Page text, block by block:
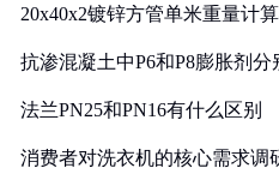
20x40x2镀锌方管单米重量计
抗渗混凝土中P6和P8膨胀剂分
法兰PN25和PN16有什么区别
消费者对洗衣机的核心需求调